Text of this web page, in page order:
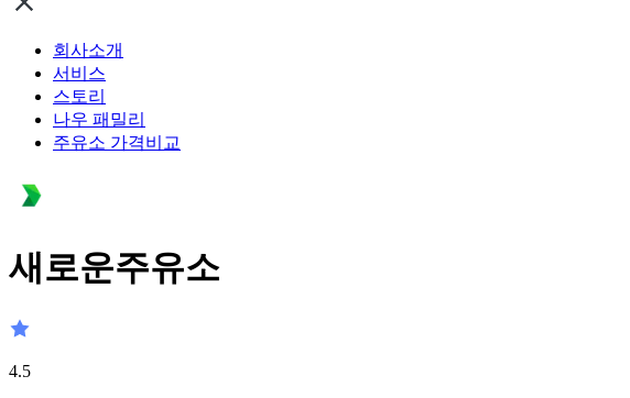
회사소개
서비스
스토리
나우 패밀리
주유소 가격비교
새로운주유소
4.5